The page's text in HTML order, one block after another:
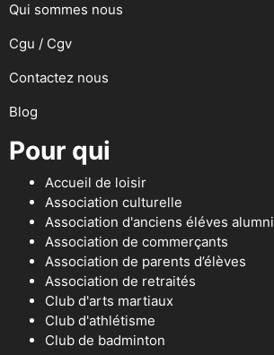
Qui sommes nous
Cgu / Cgv
Contactez nous
Blog
Pour qui
Accueil de loisir
Association culturelle
Association d'anciens éléves alumni
Association de commerçants
Association de parents d’élèves
Association de retraités
Club d'arts martiaux
Club d'athlétisme
Club de badminton